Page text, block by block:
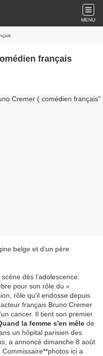
MENU
Bruno Cremer ( comédien français
belge et d’un père
dès l’adolescence.
pour son rôle du «
rôle qu’il endosse depuis
français Bruno Cremer
cancer. Il tient son premier
la femme s'en mêle de
un hôpital parisien des
a annoncé dimanche 8 août
ici a